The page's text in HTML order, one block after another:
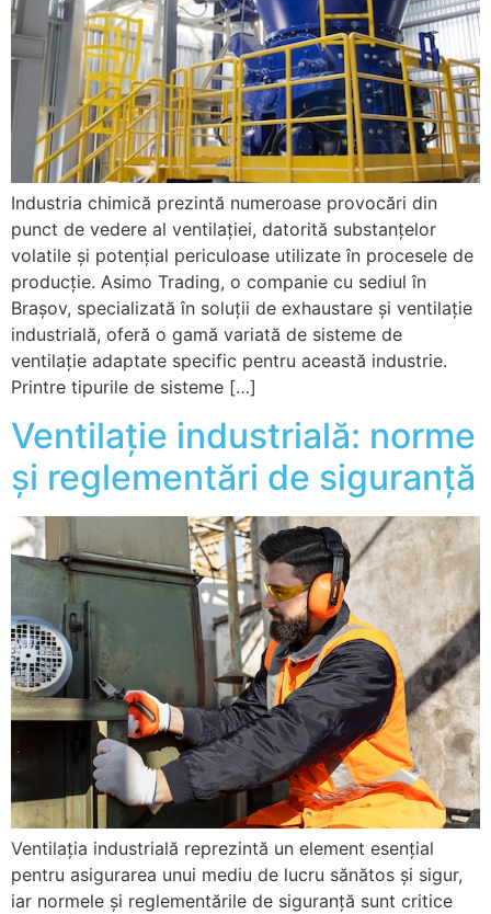
Industria chimică prezintă numeroase provocări din
punct de vedere al ventilației, datorită substanțelor
volatile și potențial periculoase utilizate în procesele de
producție. Asimo Trading, o companie cu sediul în
Brașov, specializată în soluții de exhaustare și ventilație
industrială, oferă o gamă variată de sisteme de
ventilație adaptate specific pentru această industrie.
Printre tipurile de sisteme […]
Ventilație industrială: norme
și reglementări de siguranță
Ventilația industrială reprezintă un element esențial
pentru asigurarea unui mediu de lucru sănătos și sigur,
iar normele și reglementările de siguranță sunt critice